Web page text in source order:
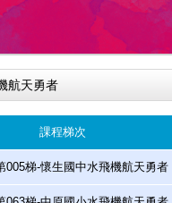
航天勇者
課程梯次
005梯-懷生國中水飛機航天勇者